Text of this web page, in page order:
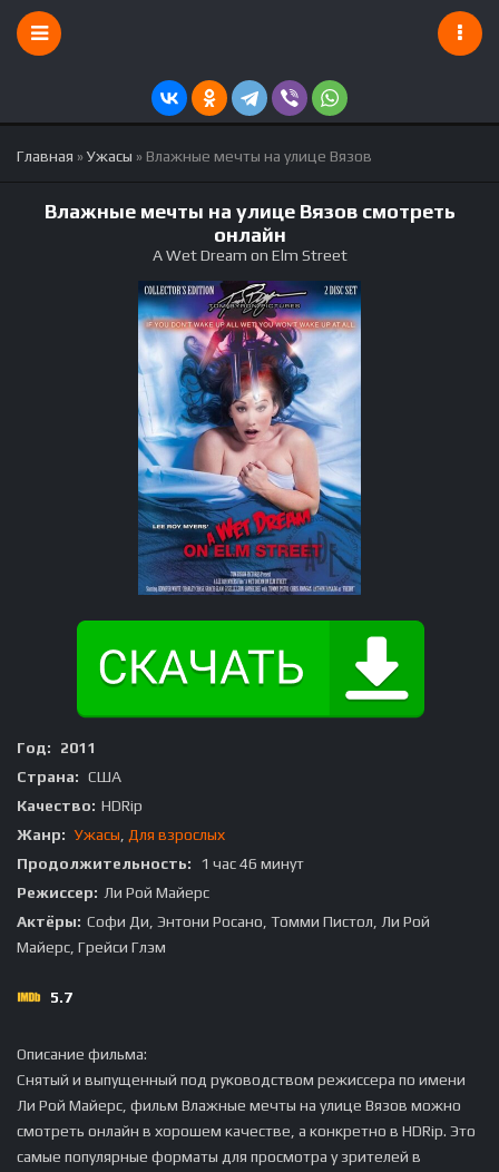
Главная »Ужасы » Влажные мечты на улице Вязов
Влажные мечты на улице Вязов смотреть
онлайн
A Wet Dream on Elm Street
Год:
2011
Страна: США
Качество: HDRip
Жанр: Ужасы
Для взрослых
Продолжительность:
1 час 46 минут
Режиссер: Ли Рой Майерс
Актёры: Софи Ди, Энтони Росано, Томми Пистол, Ли Рой
Майерс, Грейси Глэм
5.7
Описание фильма:
Снятый и выпущенный под руководством режиссера по имени
Ли Рой Майерс, фильм Влажные мечты на улице Вязов можно
смотреть онлайн в хорошем качестве, а конкретно в HDRip. Это
самые популярные форматы для просмотра у зрителей в